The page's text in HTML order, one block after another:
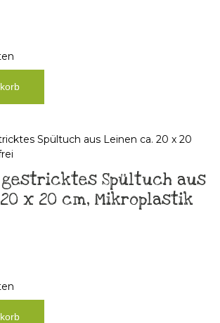
Spültuch aus
x 20 cm, Mikroplastik